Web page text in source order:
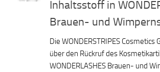
Inhaltsstoff in
Brauen- und
Die WONDERSTRIPES
über den Rückruf des
WONDERLASHES Brauen- und